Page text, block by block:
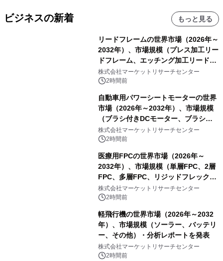
ビジネスの新着 もっと見る
リードフレームの世界市場（2026年～
2032年）、市場規模（プレス加工リー
ドフレーム、エッチング加工リードフ
レーム）・分析レポートを発表
株式会社マーケットリサーチセンター
2時間前
自動車用パワーシートモーターの世界
市場（2026年～2032年）、市場規模
（ブラシ付きDCモーター、ブラシレ
スDCモーター）・分析レポートを発
表
株式会社マーケットリサーチセンター
2時間前
医療用FPCの世界市場（2026年～
2032年）、市場規模（単層FPC、2層
FPC、多層FPC、リジッドフレックス
PCB）・分析レポートを発表
株式会社マーケットリサーチセンター
2時間前
軽飛行機の世界市場（2026年～2032
年）、市場規模（ソーラー、バッテリ
ー、その他）・分析レポートを発表
株式会社マーケットリサーチセンター
2時間前